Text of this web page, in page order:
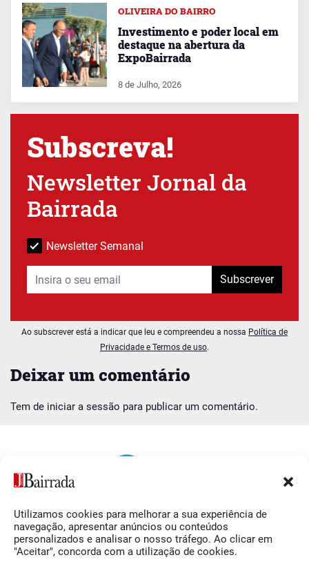
Utilizamos cookies para melhorar a sua experiência de
navegação, apresentar anúncios ou conteúdos
personalizados e analisar o nosso tráfego. Ao clicar em
"Aceitar", concorda com a utilização de cookies.
Deixar um comentário
Tem de iniciar a sessão para publicar um comentário.
OLIVEIRA DO BAIRRO
Investimento e poder local em
destaque na abertura da
ExpoBairrada
8 de Julho, 2026
Subscreva!
Newsletter Jornal da
Bairrada
Newsletter Semanal
Subscrever
Ao subscrever está a indicar que leu e compreendeu a nossa Política de
Privacidade e Termos de uso.
Siga-nos
Facebook
O Jornal da Bairrada
Contactos